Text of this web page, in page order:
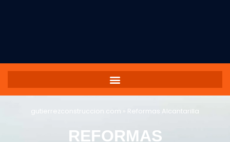
gutierrezconstruccion.com » Reformas Alcantarilla
REFORMAS